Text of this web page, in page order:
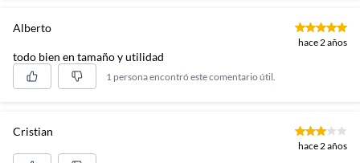
Alberto
hace 2 años
todo bien en tamaño y utilidad
1 persona encontró este comentario útil.
Cristian
hace 2 años